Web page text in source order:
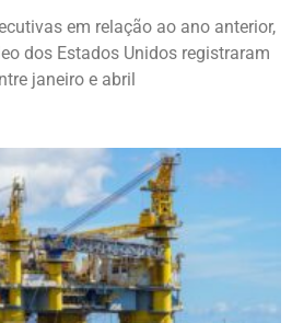
em relação ao ano anterior,
dos Estados Unidos registraram
janeiro e abril